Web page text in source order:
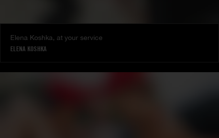
Elena Koshka, at your service
ELENA KOSHKA